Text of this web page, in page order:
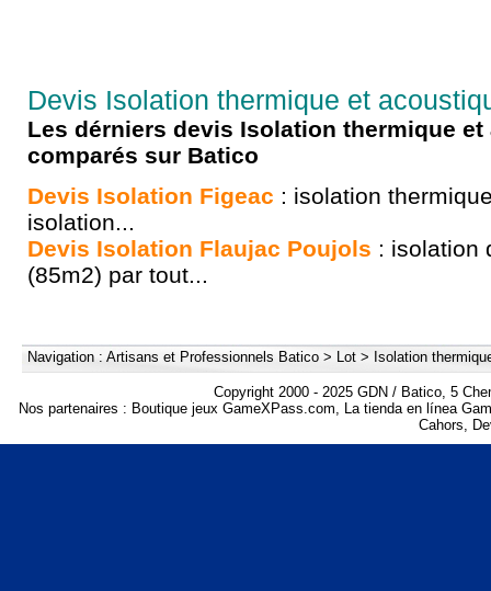
Devis Isolation thermique et
Les dérniers devis Isolation thermique
comparés sur Batico
Devis Isolation Figeac : isolation
isolation...
Devis Isolation Flaujac Poujols : isolation
(85m2) par tout...
Navigation : Artisans et Professionnels Batico > Lot > Isolation
Copyright 2000 - 2025 GDN / Batico, 5
Nos partenaires : Boutique jeux GameXPass.com, La tienda en línea
Cahors,